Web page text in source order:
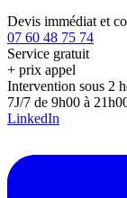
Devis immédiat et
07 60 48 75 74
Service gratuit
+ prix appel
Intervention sous 2
7J/7 de 9h00 à
LinkedIn